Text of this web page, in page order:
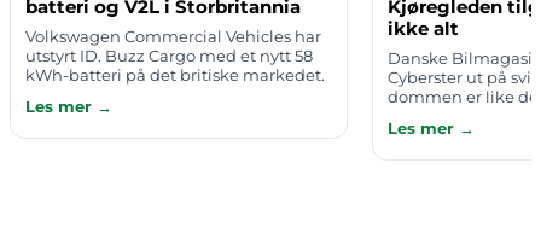
batteri og V2L i Storbritannia
Volkswagen Commercial Vehicles har
utstyrt ID. Buzz Cargo med et nytt 58
kWh-batteri på det britiske markedet.
rekkevidde, mer effekt og mulighet…
Les mer →
Kjøregleden
ikke alt
Danske
Cyberster ut på
dommen er like
asfalten slynger
hold…
Les mer →